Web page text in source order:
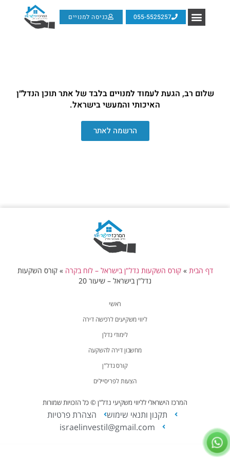
055-5525257 כניסה למנויים
שלום רב, הגעת לעמוד למנויים בלבד של אתר תוכן הנדל״ן
האיכותי והמעשי בישראל.
הרשמה לאתר
המרכז הישראלי לליווי משקיעי נדל"ן © כל הזכויות שמורות
תקנון ותנאי שימוש
הצהרת פרטיות
israelinvestil@gmail.com
ראשי
ליווי משקיעים לרכישה דירה
לימודי נדלן
מחשבון דירה להשקעה
קורס נדל"ן
הצעות לפריסיילים
דף הבית »קורס השקעות נדל"ן בישראל – לוח בקרה »קורס השקעות
נדל"ן בישראל – שיעור 20